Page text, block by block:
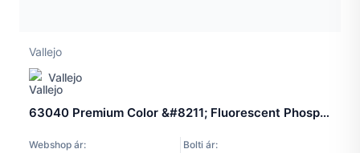
Vallejo
Vallejo
63040 Premium Color &#8211; Fluorescent Phosphorescent 200 ml.
Webshop ár: Bolti ár: